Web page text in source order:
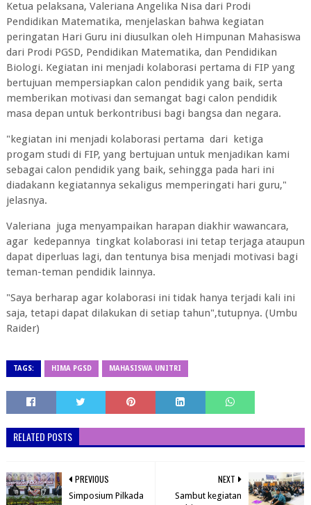
Ketua pelaksana, Valeriana Angelika Nisa dari Prodi
Pendidikan Matematika, menjelaskan bahwa kegiatan
peringatan Hari Guru ini diusulkan oleh Himpunan Mahasiswa
dari Prodi PGSD, Pendidikan Matematika, dan Pendidikan
Biologi. Kegiatan ini menjadi kolaborasi pertama di FIP yang
bertujuan mempersiapkan calon pendidik yang baik, serta
memberikan motivasi dan semangat bagi calon pendidik
masa depan untuk berkontribusi bagi bangsa dan negara.
"kegiatan ini menjadi kolaborasi pertama dari ketiga
progam studi di FIP, yang bertujuan untuk menjadikan kami
sebagai calon pendidik yang baik, sehingga pada hari ini
diadakann kegiatannya sekaligus memperingati hari guru,"
jelasnya.
Valeriana juga menyampaikan harapan diakhir wawancara,
agar kedepannya tingkat kolaborasi ini tetap terjaga ataupun
dapat diperluas lagi, dan tentunya bisa menjadi motivasi bagi
teman-teman pendidik lainnya.
"Saya berharap agar kolaborasi ini tidak hanya terjadi kali ini
saja, tetapi dapat dilakukan di setiap tahun",tutupnya. (Umbu
Raider)
TAGS: HIMA PGSD MAHASISWA UNITRI
RELATED POSTS
NEXT
Sambut kegiatan
PREVIOUS
Simposium Pilkada